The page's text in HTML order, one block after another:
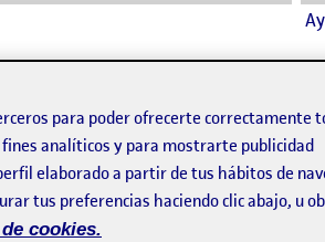
Reto 3: Memoria de Campo
1:52 pm
en Reto 3: Memoria de Campo
Publicado por
Publicado por
Lorena Calvo Chiva
Visibilidad:Fecha de 6 abril,
-
para poder ofrecerte correctamente
analíticos y para mostrarte publicidad
elaborado a partir de tus hábitos de
tus preferencias haciendo clic abajo, u
cookies.